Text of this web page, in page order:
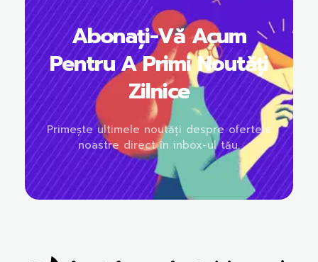
Abonați-Vă Acum
Pentru A Primi Noutăți
Zilnice
Primește ultimele noutăți despre ofertele
noastre direct în inbox-ul tău.